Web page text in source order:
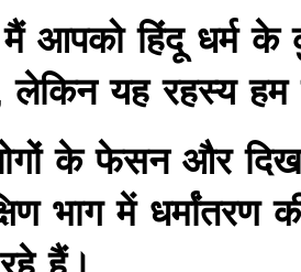
आपको हिंदू धर्म के
लेकिन यह रहस्य
के फेसन और
भाग में धर्मांतरण